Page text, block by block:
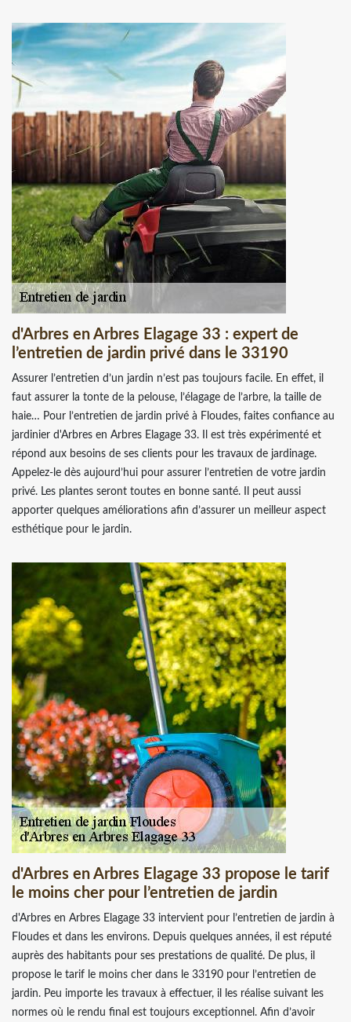
d'Arbres en Arbres Elagage 33 : expert de
l’entretien de jardin privé dans le 33190
Assurer l’entretien d’un jardin n’est pas toujours facile. En effet, il
faut assurer la tonte de la pelouse, l’élagage de l’arbre, la taille de
haie… Pour l’entretien de jardin privé à Floudes, faites confiance au
jardinier d'Arbres en Arbres Elagage 33. Il est très expérimenté et
répond aux besoins de ses clients pour les travaux de jardinage.
Appelez-le dès aujourd’hui pour assurer l’entretien de votre jardin
privé. Les plantes seront toutes en bonne santé. Il peut aussi
apporter quelques améliorations afin d’assurer un meilleur aspect
esthétique pour le jardin.
d'Arbres en Arbres Elagage 33 propose le tarif
le moins cher pour l’entretien de jardin
d'Arbres en Arbres Elagage 33 intervient pour l’entretien de jardin à
Floudes et dans les environs. Depuis quelques années, il est réputé
auprès des habitants pour ses prestations de qualité. De plus, il
propose le tarif le moins cher dans le 33190 pour l’entretien de
jardin. Peu importe les travaux à effectuer, il les réalise suivant les
normes où le rendu final est toujours exceptionnel. Afin d’avoir